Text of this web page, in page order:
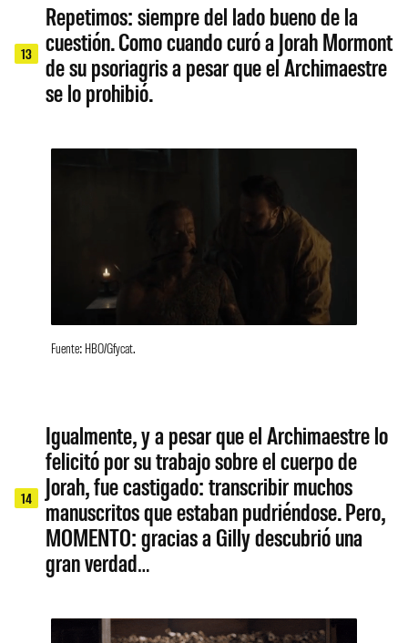
13
Repetimos: siempre del lado bueno de la
cuestión. Como cuando curó a Jorah Mormont
de su psoriagris a pesar que el Archimaestre
se lo prohibió.
Fuente: HBO/Gfycat.
14
Igualmente, y a pesar que el Archimaestre lo
felicitó por su trabajo sobre el cuerpo de
Jorah, fue castigado: transcribir muchos
manuscritos que estaban pudriéndose. Pero,
MOMENTO: gracias a Gilly descubrió una
gran verdad…